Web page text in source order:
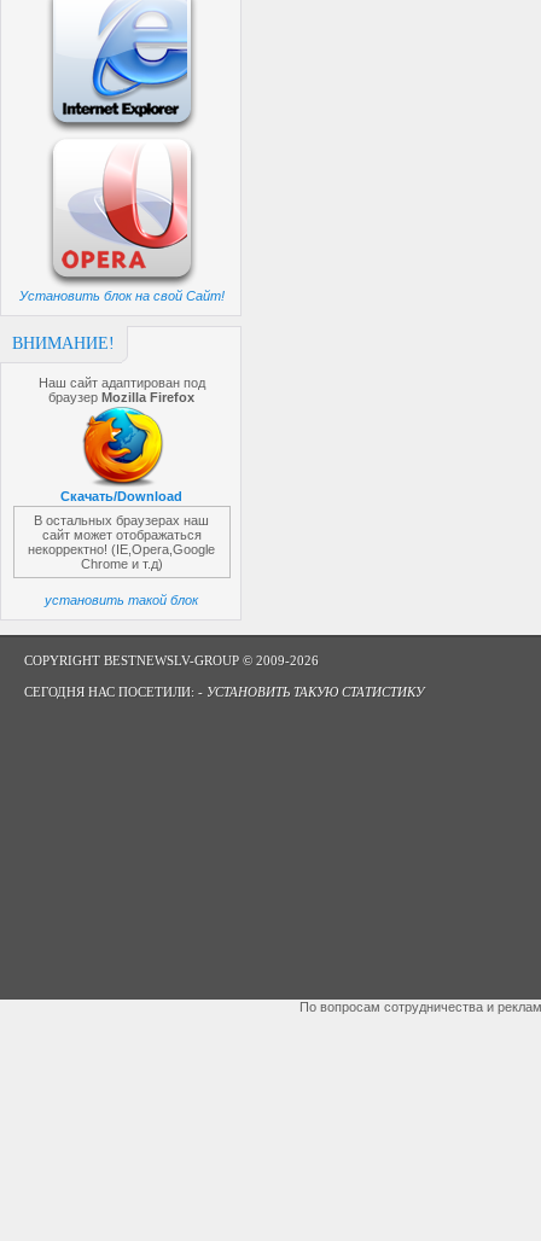
Установить блок на свой Сайт!
ВНИМАНИЕ!
Наш сайт адаптирован под
браузерMozilla Firefox
Скачать/Download
В остальных браузерах наш
сайт может отображаться
некорректно! (IE,Opera,Google
Chrome и т.д)
установить такой блок
COPYRIGHT BESTNEWSLV-GROUP © 2009-2026
СЕГОДНЯ НАС ПОСЕТИЛИ: - УСТАНОВИТЬ ТАКУЮ СТАТИСТИКУ
По вопросам сотрудничества и